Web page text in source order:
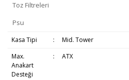
Toz Filtreleri
Psu
Kasa Tipi :
Mid. Tower
Max.
Anakart
Desteği
: ATX